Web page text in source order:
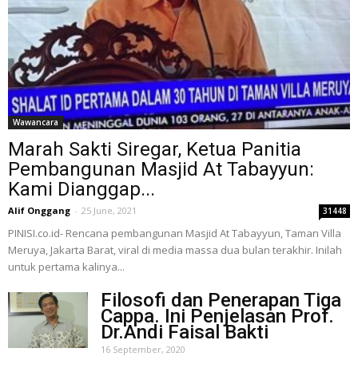
Wawancara
Marah Sakti Siregar, Ketua Panitia
Pembangunan Masjid At Tabayyun:
Kami Dianggap...
Alif Onggang - 25 June, 2021 31448
PINISI.co.id- Rencana pembangunan Masjid At Tabayyun, Taman Villa
Meruya, Jakarta Barat, viral di media massa dua bulan terakhir. Inilah
untuk pertama kalinya...
Filosofi dan Penerapan Tiga
Cappa. Ini Penjelasan Prof.
Dr.Andi Faisal Bakti
16 September, 2020